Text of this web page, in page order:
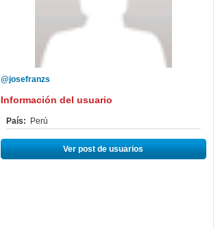
@josefranzs
Información del usuario
País: Perú
Ver post de usuarios